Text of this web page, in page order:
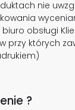
nie
obsługi
przy których
?